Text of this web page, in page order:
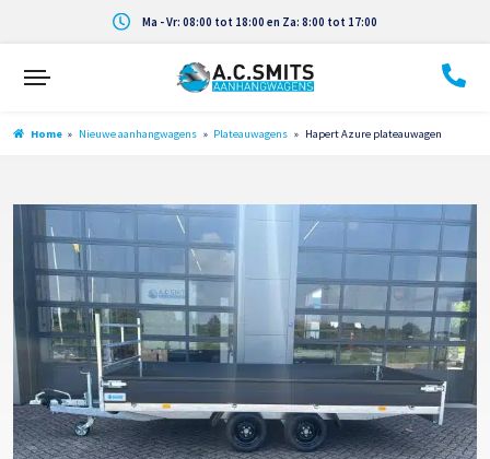
Ma - Vr: 08:00 tot 18:00 en Za: 8:00 tot 17:00
Home » Nieuwe aanhangwagens » Plateauwagens » Hapert Azure plateauwagen